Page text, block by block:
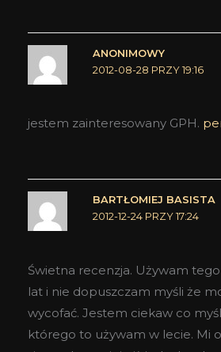
ANONIMOWY
2012-08-28 PRZY 19:16
jestem zainteresowany GPH.
BARTŁOMIEJ BASISTA
2012-12-24 PRZY 17:24
Świetna recenzja. Używam
lat i nie dopuszczam myśli że
wycofać. Jestem ciekaw co
którego to używam w lecie. Mi